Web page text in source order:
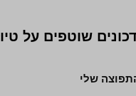
שוטפים על
שלי